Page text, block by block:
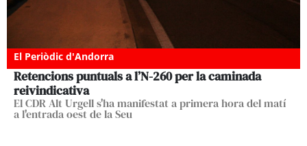
El Periòdic d'Andorra
Retencions puntuals a l’N-260 per la caminada
reivindicativa
El CDR Alt Urgell s'ha manifestat a primera hora del matí
a l'entrada oest de la Seu